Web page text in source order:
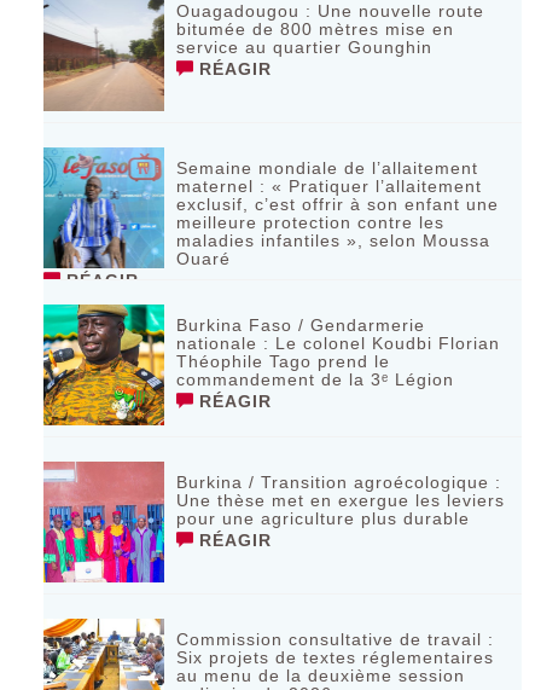
Ouagadougou : Une nouvelle route
bitumée de 800 mètres mise en
service au quartier Gounghin
RÉAGIR
Semaine mondiale de l’allaitement
maternel : « Pratiquer l’allaitement
exclusif, c’est offrir à son enfant une
meilleure protection contre les
maladies infantiles », selon Moussa
Ouaré
RÉAGIR
Burkina Faso / Gendarmerie
nationale : Le colonel Koudbi Florian
Théophile Tago prend le
commandement de la 3ᵉ Légion
RÉAGIR
Burkina / Transition agroécologique :
Une thèse met en exergue les leviers
pour une agriculture plus durable
RÉAGIR
Commission consultative de travail :
Six projets de textes réglementaires
au menu de la deuxième session